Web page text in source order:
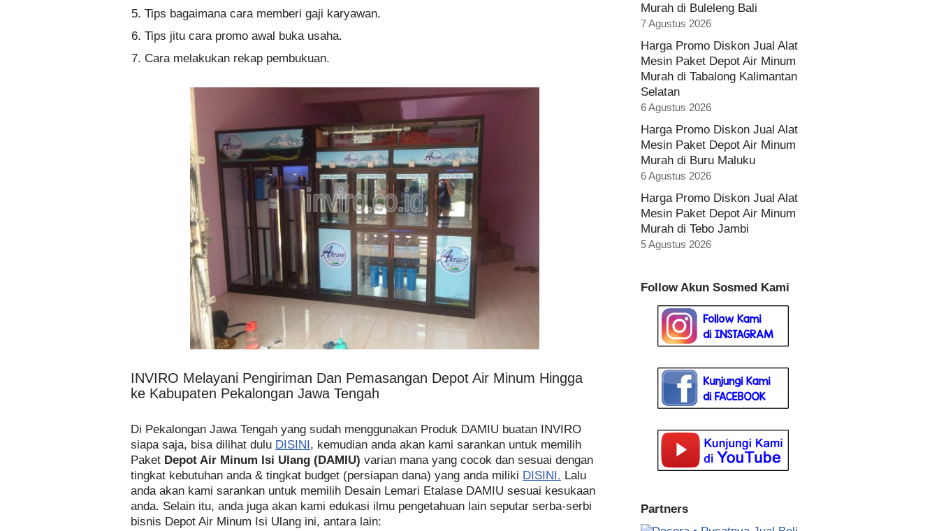
Tips bagaimana cara memberi gaji karyawan.
Tips jitu cara promo awal buka usaha.
Cara melakukan rekap pembukuan.
INVIRO Melayani Pengiriman Dan Pemasangan Depot Air Minum Hingga
ke Kabupaten Pekalongan Jawa Tengah
Di Pekalongan Jawa Tengah yang sudah menggunakan Produk DAMIU buatan INVIRO
siapa saja, bisa dilihat dulu DISINI, kemudian anda akan kami sarankan untuk memilih
Paket Depot Air Minum Isi Ulang (DAMIU) varian mana yang cocok dan sesuai dengan
tingkat kebutuhan anda & tingkat budget (persiapan dana) yang anda miliki DISINI. Lalu
anda akan kami sarankan untuk memilih Desain Lemari Etalase DAMIU sesuai kesukaan
anda. Selain itu, anda juga akan kami edukasi ilmu pengetahuan lain seputar serba-serbi
bisnis Depot Air Minum Isi Ulang ini, antara lain:
Murah di Buleleng Bali
7 Agustus 2026
Harga Promo Diskon Jual Alat
Mesin Paket Depot Air Minum
Murah di Tabalong Kalimantan
Selatan
6 Agustus 2026
Harga Promo Diskon Jual Alat
Mesin Paket Depot Air Minum
Murah di Buru Maluku
6 Agustus 2026
Harga Promo Diskon Jual Alat
Mesin Paket Depot Air Minum
Murah di Tebo Jambi
5 Agustus 2026
Follow Akun Sosmed Kami
Partners